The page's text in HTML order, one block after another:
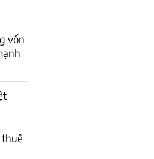
vốn
thuế